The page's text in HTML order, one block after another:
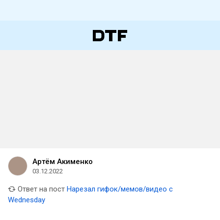
Артём Акименко
03.12.2022
Ответ на пост Нарезал гифок/мемов/видео с
Wednesday